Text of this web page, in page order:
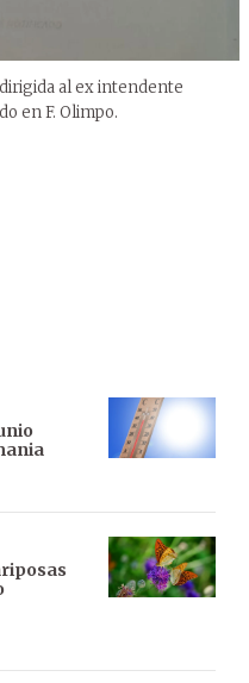
al ex intendente
en F. Olimpo.